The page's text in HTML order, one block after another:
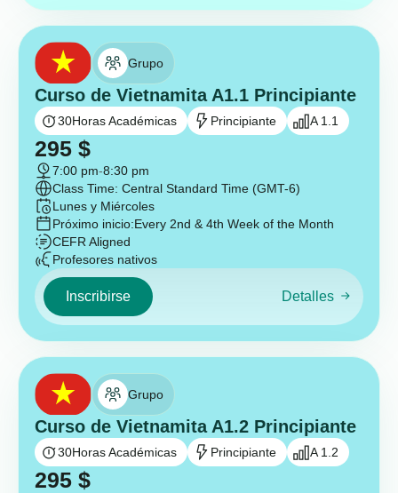
Grupo
Curso de Vietnamita A1.1 Principiante
30Horas Académicas Principiante A 1.1
295 $
7:00 pm-8:30 pm
Class Time: Central Standard Time (GMT-6)
Lunes y Miércoles
Próximo inicio:Every 2nd & 4th Week of the Month
CEFR Aligned
Profesores nativos
Inscribirse Detalles
Grupo
Curso de Vietnamita A1.2 Principiante
30Horas Académicas Principiante A 1.2
295 $